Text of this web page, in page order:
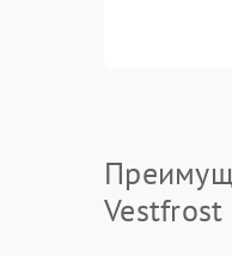
Vestfrost